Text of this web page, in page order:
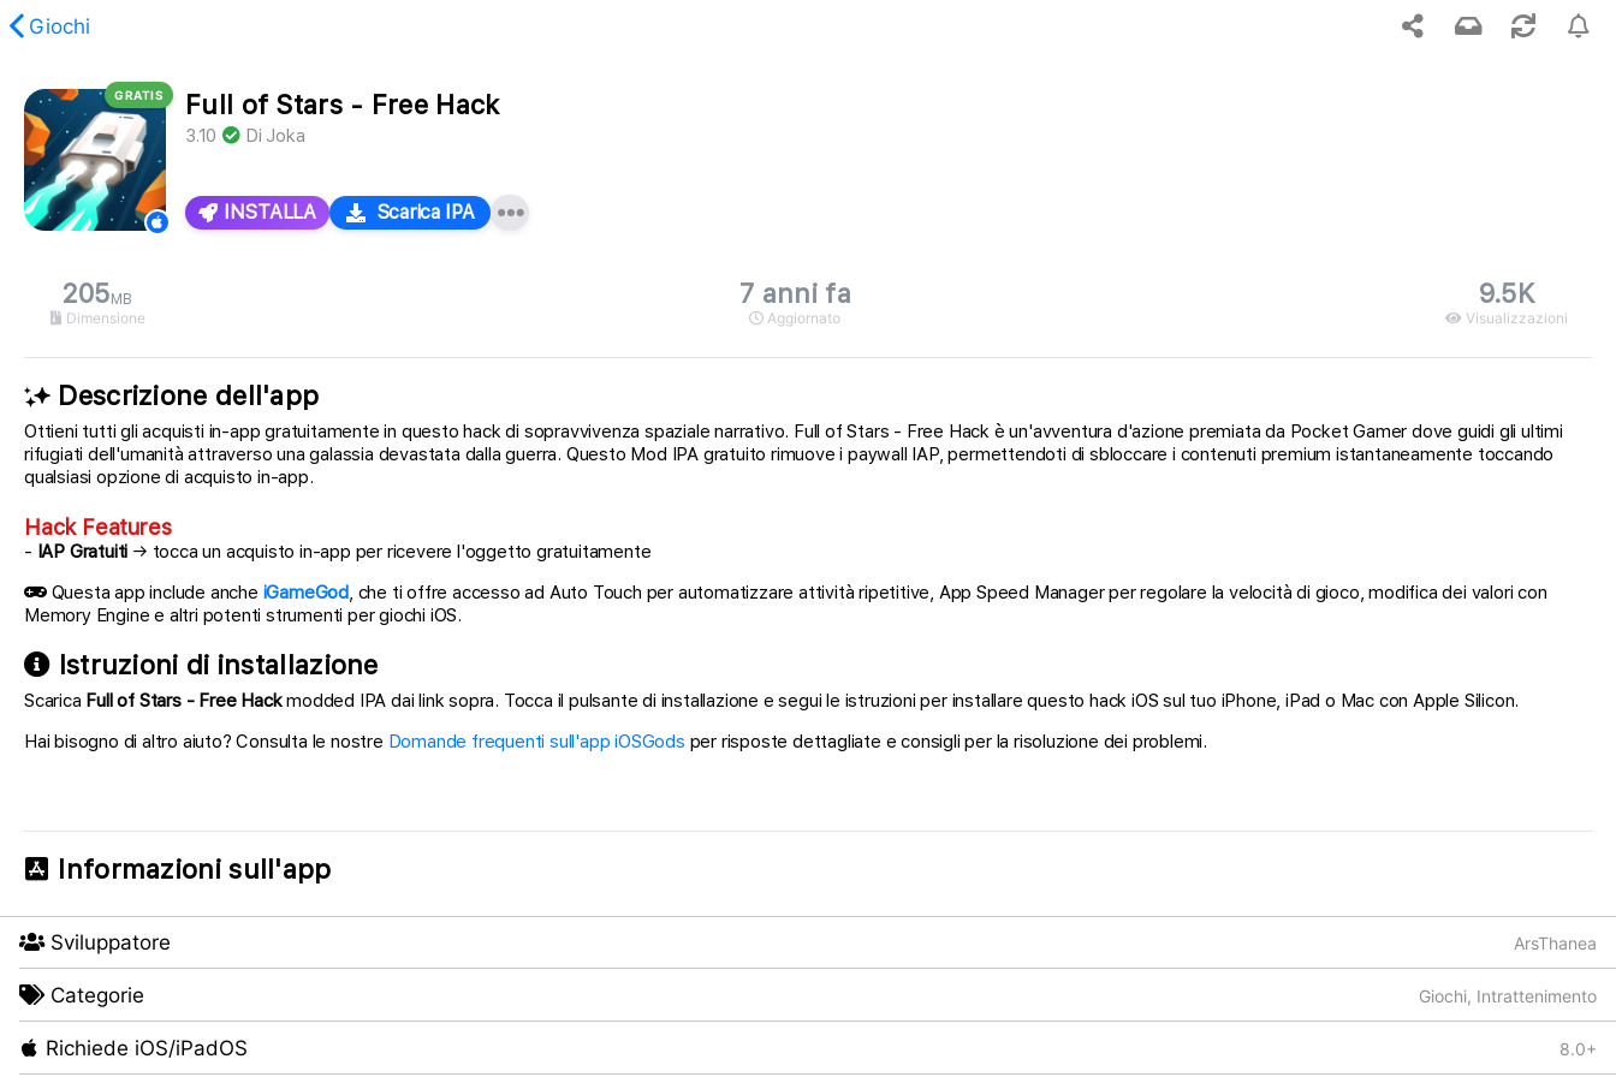
Giochi
trovato.
GRATIS Full of Stars - Free Hack
3.10 Di Joka
INSTALLA Scarica IPA
205 MB
Dimensione
7 anni fa
Aggiornato
9.5K
Visualizzazioni
Descrizione dell'app
Ottieni tutti gli acquisti in-app gratuitamente in questo hack di sopravvivenza spaziale narrativo. Full of Stars - Free Hack è un'avventura d'azione premiata da Pocket Gamer dove guidi gli ultimi
rifugiati dell'umanità attraverso una galassia devastata dalla guerra. Questo Mod IPA gratuito rimuove i paywall IAP, permettendoti di sbloccare i contenuti premium istantaneamente toccando
qualsiasi opzione di acquisto in-app.
Hack Features
- IAP Gratuiti → tocca un acquisto in-app per ricevere l'oggetto gratuitamente
Questa app include anche iGameGod, che ti offre accesso ad Auto Touch per automatizzare attività ripetitive, App Speed Manager per regolare la velocità di gioco, modifica dei valori con
Memory Engine e altri potenti strumenti per giochi iOS.
Istruzioni di installazione
Scarica Full of Stars - Free Hackmodded IPA dai link sopra. Tocca il pulsante di installazione e segui le istruzioni per installare questo hack iOS sul tuo iPhone, iPad o Mac con Apple Silicon.
Hai bisogno di altro aiuto? Consulta le nostre Domande frequenti sull'app iOSGods per risposte dettagliate e consigli per la risoluzione dei problemi.
Informazioni sull'app
Sviluppatore ArsThanea
Categorie Giochi, Intrattenimento
Richiede iOS/iPadOS 8.0+